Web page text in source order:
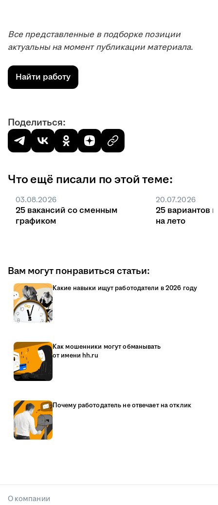
Все представленные в подборке позиции
актуальны на момент публикации материала.
Найти работу
Поделиться:
Что ещё писали по этой теме:
03.08.2026
25 вакансий со сменным
графиком
20.07.2026
25 вариантов
на лето
Вам могут понравиться статьи:
Какие навыки ищут работодатели в 2026 году
Как мошенники могут обманывать
от имени hh.ru
Почему работодатель не отвечает на отклик
О компании